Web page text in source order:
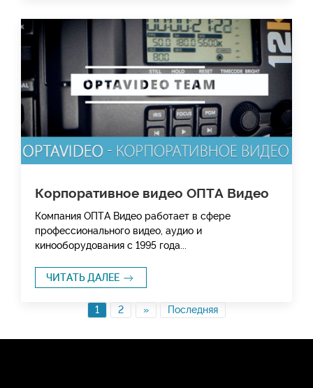
Корпоративное видео ОПТА Видео
Компания ОПТА Видео работает в сфере
профессионального видео, аудио и
кинооборудования с 1995 года...
ЧИТАТЬ ДАЛЕЕ
1 2 » Последняя